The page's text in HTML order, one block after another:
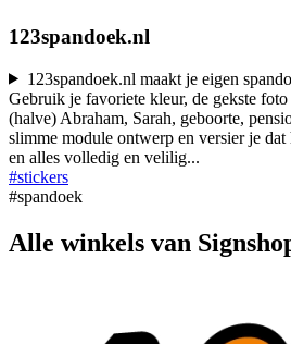
123spandoek.nl
123spandoek.nl maakt je eigen
Gebruik je favoriete kleur, de gekste
(halve) Abraham, Sarah, geboorte,
slimme module ontwerp en versier je
en alles volledig en velilig...
#stickers
#spandoek
Alle winkels van